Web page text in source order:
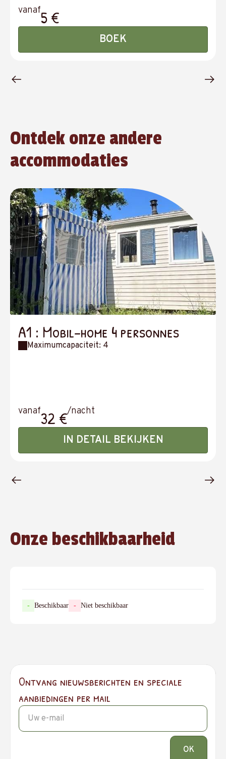
vanaf5 €
BOEK
Ontdek onze andere
accommodaties
A1 : Mobil-home 4 personnes
Maximumcapaciteit: 4
vanaf32 €/nacht
IN DETAIL BEKIJKEN
Onze beschikbaarheid
- Beschikbaar - Niet beschikbaar
Ontvang nieuwsberichten en speciale
aanbiedingen per mail
OK